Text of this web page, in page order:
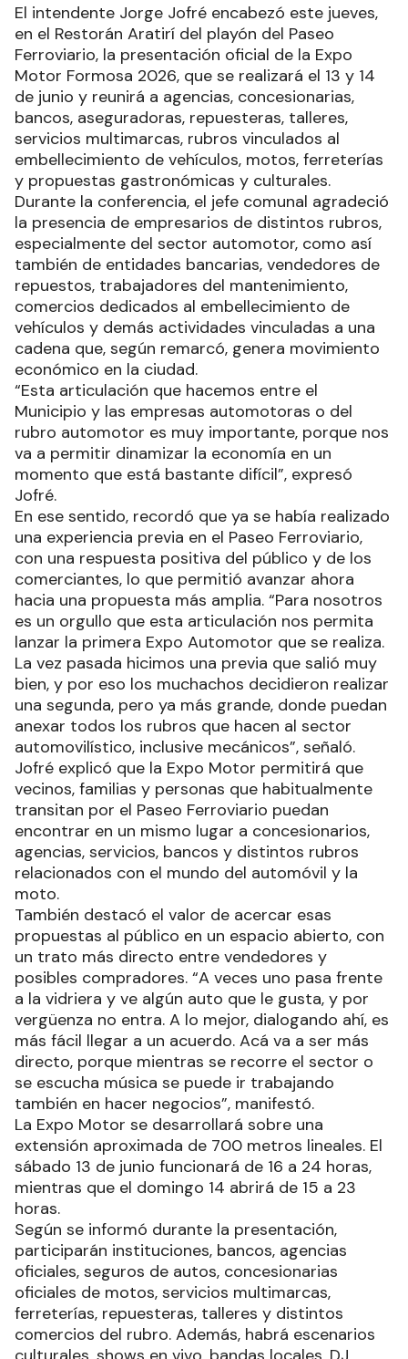
El intendente Jorge Jofré encabezó este jueves,
en el Restorán Aratirí del playón del Paseo
Ferroviario, la presentación oficial de la Expo
Motor Formosa 2026, que se realizará el 13 y 14
de junio y reunirá a agencias, concesionarias,
bancos, aseguradoras, repuesteras, talleres,
servicios multimarcas, rubros vinculados al
embellecimiento de vehículos, motos, ferreterías
y propuestas gastronómicas y culturales.
Durante la conferencia, el jefe comunal agradeció
la presencia de empresarios de distintos rubros,
especialmente del sector automotor, como así
también de entidades bancarias, vendedores de
repuestos, trabajadores del mantenimiento,
comercios dedicados al embellecimiento de
vehículos y demás actividades vinculadas a una
cadena que, según remarcó, genera movimiento
económico en la ciudad.
“Esta articulación que hacemos entre el
Municipio y las empresas automotoras o del
rubro automotor es muy importante, porque nos
va a permitir dinamizar la economía en un
momento que está bastante difícil”, expresó
Jofré.
En ese sentido, recordó que ya se había realizado
una experiencia previa en el Paseo Ferroviario,
con una respuesta positiva del público y de los
comerciantes, lo que permitió avanzar ahora
hacia una propuesta más amplia. “Para nosotros
es un orgullo que esta articulación nos permita
lanzar la primera Expo Automotor que se realiza.
La vez pasada hicimos una previa que salió muy
bien, y por eso los muchachos decidieron realizar
una segunda, pero ya más grande, donde puedan
anexar todos los rubros que hacen al sector
automovilístico, inclusive mecánicos”, señaló.
Jofré explicó que la Expo Motor permitirá que
vecinos, familias y personas que habitualmente
transitan por el Paseo Ferroviario puedan
encontrar en un mismo lugar a concesionarios,
agencias, servicios, bancos y distintos rubros
relacionados con el mundo del automóvil y la
moto.
También destacó el valor de acercar esas
propuestas al público en un espacio abierto, con
un trato más directo entre vendedores y
posibles compradores. “A veces uno pasa frente
a la vidriera y ve algún auto que le gusta, y por
vergüenza no entra. A lo mejor, dialogando ahí, es
más fácil llegar a un acuerdo. Acá va a ser más
directo, porque mientras se recorre el sector o
se escucha música se puede ir trabajando
también en hacer negocios”, manifestó.
La Expo Motor se desarrollará sobre una
extensión aproximada de 700 metros lineales. El
sábado 13 de junio funcionará de 16 a 24 horas,
mientras que el domingo 14 abrirá de 15 a 23
horas.
Según se informó durante la presentación,
participarán instituciones, bancos, agencias
oficiales, seguros de autos, concesionarias
oficiales de motos, servicios multimarcas,
ferreterías, repuesteras, talleres y distintos
comercios del rubro. Además, habrá escenarios